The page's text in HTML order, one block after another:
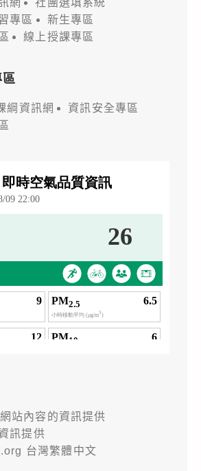
專區
新生專區
線上授課專區
綱資訊網
資訊安全專區
站內容的資訊提供
訊提供
台灣繁體中文